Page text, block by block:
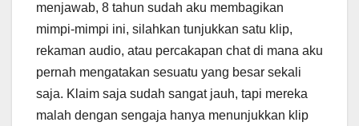
menjawab, 8 tahun sudah aku membagikan
mimpi-mimpi ini, silahkan tunjukkan satu klip,
rekaman audio, atau percakapan chat di mana aku
pernah mengatakan sesuatu yang besar sekali
saja. Klaim saja sudah sangat jauh, tapi mereka
malah dengan sengaja hanya menunjukkan klip